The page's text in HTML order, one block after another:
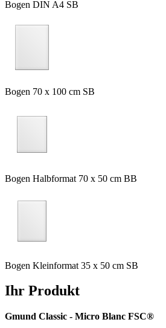
Bogen DIN A4 SB
Bogen 70 x 100 cm SB
Bogen Halbformat 70 x 50 cm BB
Bogen Kleinformat 35 x 50 cm SB
Ihr Produkt
Gmund Classic - Micro Blanc FSC®